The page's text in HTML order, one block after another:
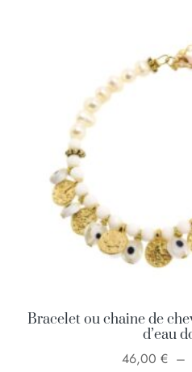
Bracelet ou chaine de
d’eau
46,00 € –